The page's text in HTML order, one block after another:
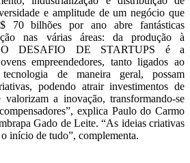
e amplitude de um negócio que
70 bilhões por ano abre fantásticas
nas várias áreas: da produção à
DESAFIO DE STARTUPS é a
empreendedores, tanto ligados ao
de maneira geral, possam
podendo atrair investimentos de
valorizam a inovação, transformando-se
explica Paulo do Carmo
Gado de Leite. “As ideias criativas
início de tudo”, complementa.